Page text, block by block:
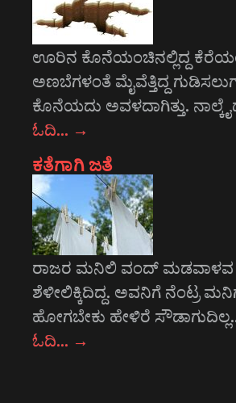
ಊರಿನ ಕೊನೆಯಂಚಿನಲ್ಲಿದ್ದ
ಅಣಬೆಗಳಂತೆ ಮೈವೆತ್ತಿದ್ದ
ಕೊನೆಯದು ಅವಳದಾಗಿತ್ತು.
ಓದಿ… →
ಕತೆಗಾಗಿ ಜತೆ
ರಾಜರ ಮನಿಲಿ ವಂದ್ ಮಡವಾಳವ
ಶೆಳೀಲಿಕ್ಕಿದಿದ್ದ. ಅವನಿಗೆ ನೆಂಟ್ರ
ಹೋಗಬೇಕು ಹೇಳಿರೆ
ಓದಿ… →